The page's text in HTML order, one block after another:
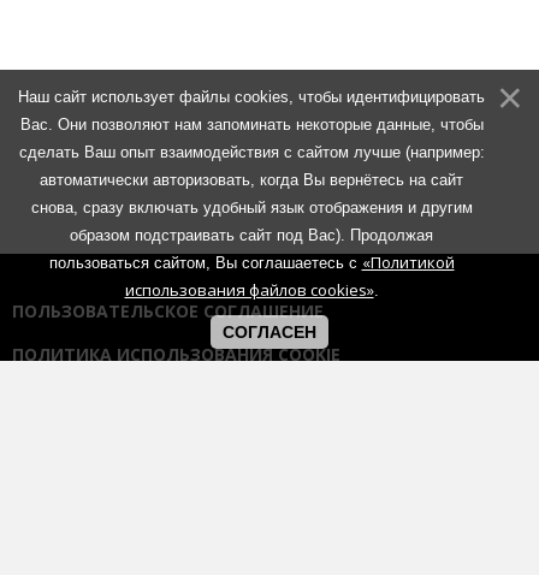
ПОЛЬЗОВАТЕЛЬСКОЕ СОГЛАШЕНИЕ
ПОЛИТИКА ИСПОЛЬЗОВАНИЯ COOKIE
Наш сайт использует файлы cookies, чтобы идентифицировать
Вас. Они позволяют нам запоминать некоторые данные, чтобы
сделать Ваш опыт взаимодействия с сайтом лучше (например:
автоматически авторизовать, когда Вы вернётесь на сайт
снова, сразу включать удобный язык отображения и другим
образом подстраивать сайт под Вас). Продолжая
пользоваться сайтом, Вы соглашаетесь с «Политикой
использования файлов cookies».
СОГЛАСЕН